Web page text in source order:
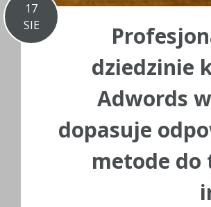
17
SIE
dziedzinie
Adwords
dopasuje
metode do